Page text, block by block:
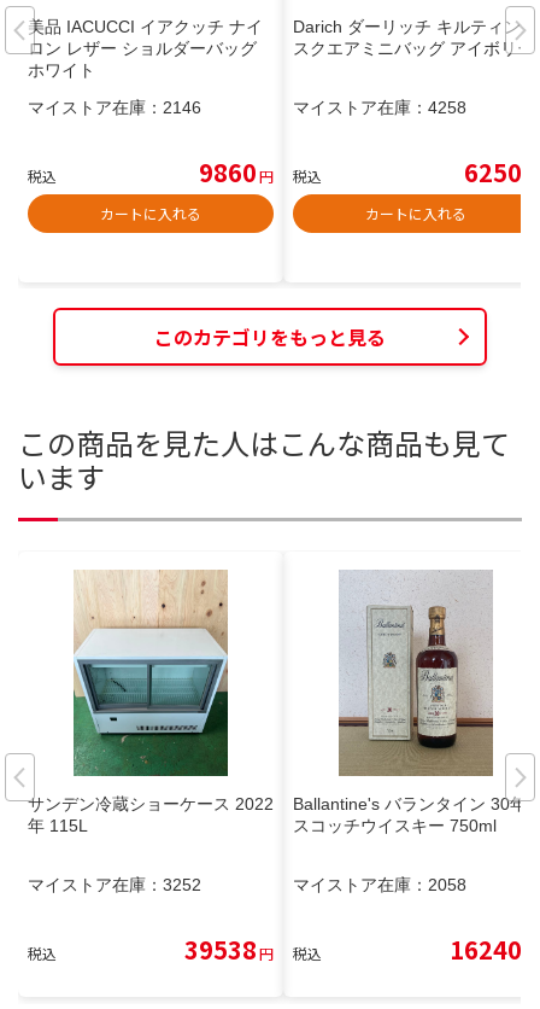
美品 IACUCCI イアクッチ ナイ
ロン レザー ショルダーバッグ
ホワイト
マイストア在庫： 2146
税込 9860円
カートに入れる
Darich ダーリッチ キルティング
スクエアミニバッグ アイボリー
マイストア在庫： 4258
税込 6250
カートに入れる
このカテゴリをもっと見る
この商品を見た人はこんな商品も見て
います
サンデン冷蔵ショーケース 2022
年 115L
マイストア在庫： 3252
税込 39538円
Ballantine's バランタイン 30年
スコッチウイスキー 750ml
マイストア在庫： 2058
税込 16240